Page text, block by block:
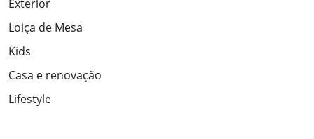
Exterior
Loiça de Mesa
Kids
Casa e renovação
Lifestyle